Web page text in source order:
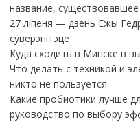
название,
27 ліпеня — дзень Ежы
суверэнітэце
Куда сходить в Минске в
Что делать с техникой и
никто не пользуется
Какие пробиотики лучше
руководство по выбору